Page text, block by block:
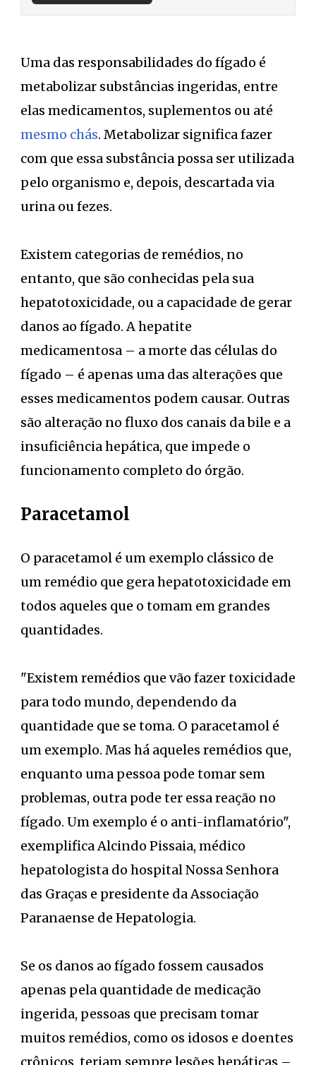
Uma das responsabilidades do fígado é
metabolizar substâncias ingeridas, entre
elas medicamentos, suplementos ou até
mesmo chás. Metabolizar significa fazer
com que essa substância possa ser utilizada
pelo organismo e, depois, descartada via
urina ou fezes.
Existem categorias de remédios, no
entanto, que são conhecidas pela sua
hepatotoxicidade, ou a capacidade de gerar
danos ao fígado. A hepatite
medicamentosa – a morte das células do
fígado – é apenas uma das alterações que
esses medicamentos podem causar. Outras
são alteração no fluxo dos canais da bile e a
insuficiência hepática, que impede o
funcionamento completo do órgão.
Paracetamol
O paracetamol é um exemplo clássico de
um remédio que gera hepatotoxicidade em
todos aqueles que o tomam em grandes
quantidades.
"Existem remédios que vão fazer toxicidade
para todo mundo, dependendo da
quantidade que se toma. O paracetamol é
um exemplo. Mas há aqueles remédios que,
enquanto uma pessoa pode tomar sem
problemas, outra pode ter essa reação no
fígado. Um exemplo é o anti-inflamatório",
exemplifica Alcindo Pissaia, médico
hepatologista do hospital Nossa Senhora
das Graças e presidente da Associação
Paranaense de Hepatologia.
Se os danos ao fígado fossem causados
apenas pela quantidade de medicação
ingerida, pessoas que precisam tomar
muitos remédios, como os idosos e doentes
crônicos, teriam sempre lesões hepáticas –